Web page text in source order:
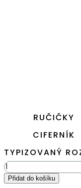
RUČIČKY
CIFERNÍK
TYPIZOVANÝ
Mechové
hodiny
BEMOSS®
Přidat do košíku